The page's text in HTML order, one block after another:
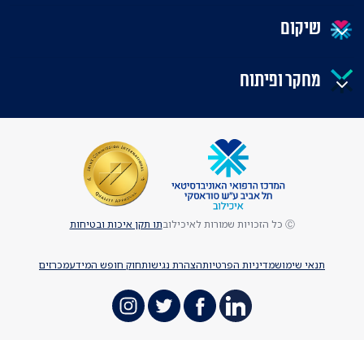
שיקום
מחקר ופיתוח
תנאי שימושמדיניות הפרטיותהצהרת נגישותחוק חופש המידעמכרזים
Ⓒ כל הזכויות שמורות לאיכילוב תו תקן איכות ובטיחות